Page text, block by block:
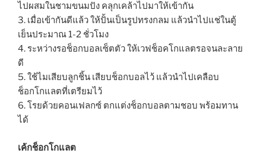
ไปผสมในชามขนมปัง คลุกเคล้าไปมาให้เข้ากัน
3. เมื่อเข้ากันดีแล้ว ให้ปั้นเป็นรูปทรงกลม แล้วนำไปแช่ในตู้
เย็นประมาณ 1-2 ชั่วโมง
4. ระหว่างรอช็อกบอลเซ็ตตัว ให้เวฟช็อคโกแลตรอจนละลาย
ดี
5. ใช้ไมเสียบลูกชิ้น เสียบช็อกบอลไว้ แล้วนำไปเคลือบ
ช็อกโกแลตที่เตรียมไว้
6. โรยด้วยคอนเฟลกซ์ ตกแต่งช็อกบอลตามชอบ พร้อมทาน
ได้
เค้กช็อกโกแลต